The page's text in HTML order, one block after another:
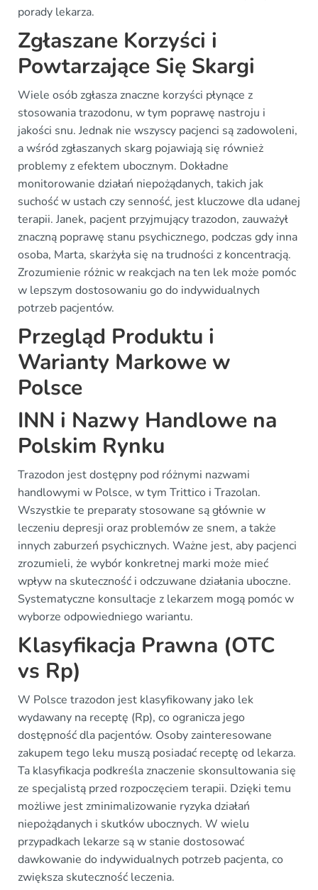
porady lekarza.
Zgłaszane Korzyści i
Powtarzające Się Skargi
Wiele osób zgłasza znaczne korzyści płynące z
stosowania trazodonu, w tym poprawę nastroju i
jakości snu. Jednak nie wszyscy pacjenci są zadowoleni,
a wśród zgłaszanych skarg pojawiają się również
problemy z efektem ubocznym. Dokładne
monitorowanie działań niepożądanych, takich jak
suchość w ustach czy senność, jest kluczowe dla udanej
terapii. Janek, pacjent przyjmujący trazodon, zauważył
znaczną poprawę stanu psychicznego, podczas gdy inna
osoba, Marta, skarżyła się na trudności z koncentracją.
Zrozumienie różnic w reakcjach na ten lek może pomóc
w lepszym dostosowaniu go do indywidualnych
potrzeb pacjentów.
Przegląd Produktu i
Warianty Markowe w
Polsce
INN i Nazwy Handlowe na
Polskim Rynku
Trazodon jest dostępny pod różnymi nazwami
handlowymi w Polsce, w tym Trittico i Trazolan.
Wszystkie te preparaty stosowane są głównie w
leczeniu depresji oraz problemów ze snem, a także
innych zaburzeń psychicznych. Ważne jest, aby pacjenci
zrozumieli, że wybór konkretnej marki może mieć
wpływ na skuteczność i odczuwane działania uboczne.
Systematyczne konsultacje z lekarzem mogą pomóc w
wyborze odpowiedniego wariantu.
Klasyfikacja Prawna (OTC
vs Rp)
W Polsce trazodon jest klasyfikowany jako lek
wydawany na receptę (Rp), co ogranicza jego
dostępność dla pacjentów. Osoby zainteresowane
zakupem tego leku muszą posiadać receptę od lekarza.
Ta klasyfikacja podkreśla znaczenie skonsultowania się
ze specjalistą przed rozpoczęciem terapii. Dzięki temu
możliwe jest zminimalizowanie ryzyka działań
niepożądanych i skutków ubocznych. W wielu
przypadkach lekarze są w stanie dostosować
dawkowanie do indywidualnych potrzeb pacjenta, co
zwiększa skuteczność leczenia.